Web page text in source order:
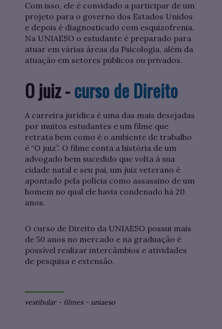
Com isso, ele é convidado a participar de um
projeto para o governo dos Estados Unidos
e depois é diagnosticado com esquizofrenia.
Na UNIAESO o estudante é preparado para
atuar em várias áreas da Psicologia, além da
atuação em setores públicos ou privados.
O juiz -curso de Direito
A carreira jurídica é uma das mais desejadas
por muitos estudantes e um filme que
retrata bem como é o ambiente de trabalho
é “O juiz”. O filme conta a história de um
advogado bem sucedido que volta à sua
cidade natal e seu pai, um juiz veterano é
apontado pela polícia como assassino de um
homem no qual ele havia condenado há 20
anos.
O curso de Direito da UNIAESO possui mais
de 50 anos no mercado e na graduação é
possível realizar intercâmbios e atividades
de pesquisa e extensão.
vestibular- filmes- uniaeso